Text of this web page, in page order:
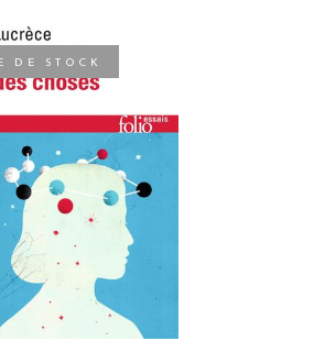
DE STOCK